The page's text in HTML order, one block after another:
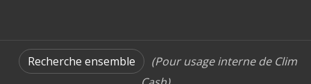
Recherche ensemble
(Pour usage interne de Clim